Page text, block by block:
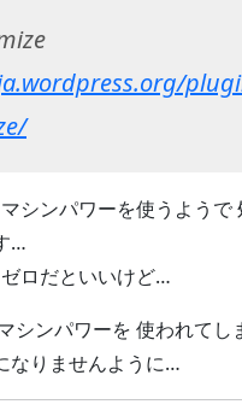
シンパワーを使うようで
…
ロだといいけど…
シンパワーを 使われてし
なりませんように…